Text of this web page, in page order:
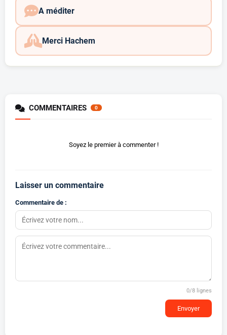
A méditer
Merci Hachem
COMMENTAIRES 0
Soyez le premier à commenter !
Laisser un commentaire
Commentaire de :
0/8 lignes
Envoyer